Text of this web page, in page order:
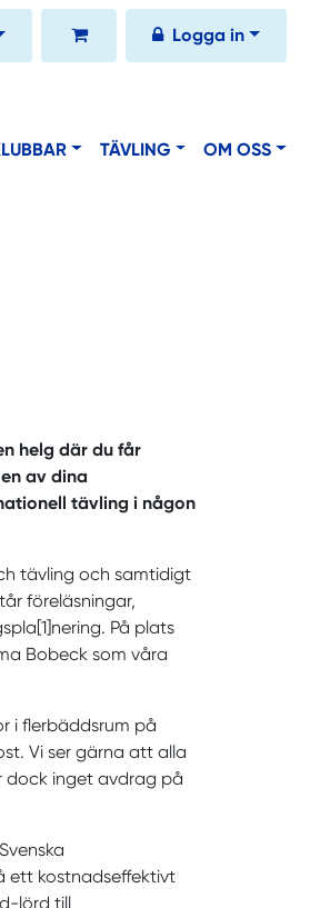
Logga in
TÄVLING OM OSS
helg där du får
av dina
tävling i någon
tävling och samtidigt
föreläsningar,
På plats
Bobeck som våra
i flerbäddsrum på
Vi ser gärna att alla
dock inget avdrag på
ett kostnadseffektivt
lörd till